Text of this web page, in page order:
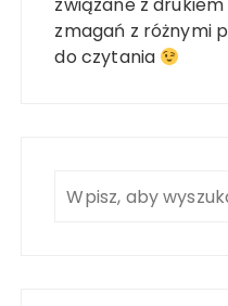
zmagań z różnymi
do czytania